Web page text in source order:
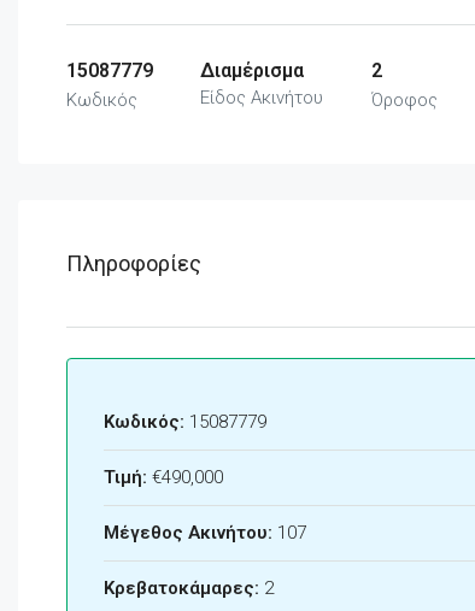
15087779
Κωδικός
Διαμέρισμα
Είδος Ακινήτου
2
Όροφος
Πληροφορίες
Κωδικός: 15087779
Τιμή: €490,000
Μέγεθος Ακινήτου: 107
Κρεβατοκάμαρες: 2